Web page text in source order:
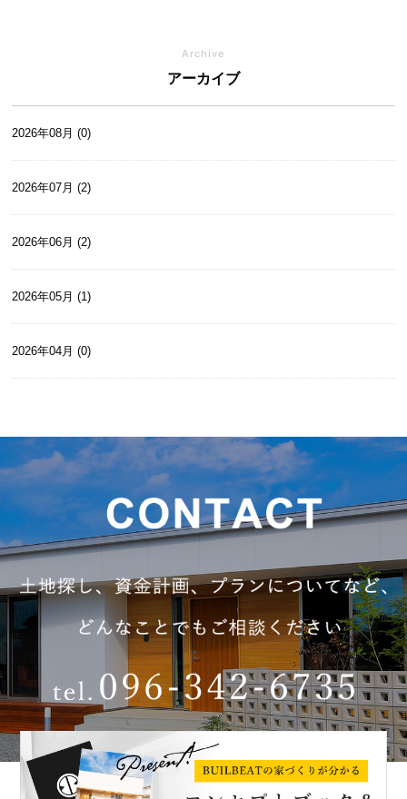
Archive
アーカイブ
2026年08月 (0)
2026年07月 (2)
2026年06月 (2)
2026年05月 (1)
2026年04月 (0)